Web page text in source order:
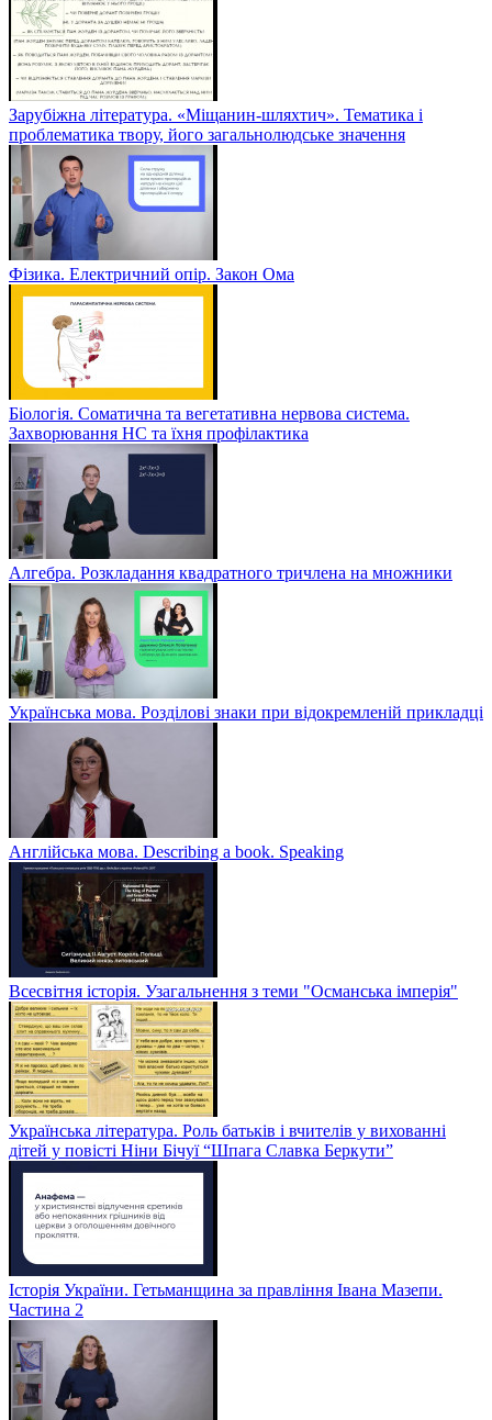
Зарубіжна література. «Міщанин-шляхтич». Тематика і
проблематика твору, його загальнолюдське значення
Фізика. Електричний опір. Закон Ома
Біологія. Соматична та вегетативна нервова система.
Захворювання НС та їхня профілактика
Алгебра. Розкладання квадратного тричлена на множники
Українська мова. Розділові знаки при відокремленій прикладці
Англійська мова. Describing a book. Speaking
Всесвітня історія. Узагальнення з теми "Османська імперія"
Українська література. Роль батьків і вчителів у вихованні
дітей у повісті Ніни Бічуї “Шпага Славка Беркути”
Історія України. Гетьманщина за правління Івана Мазепи.
Частина 2